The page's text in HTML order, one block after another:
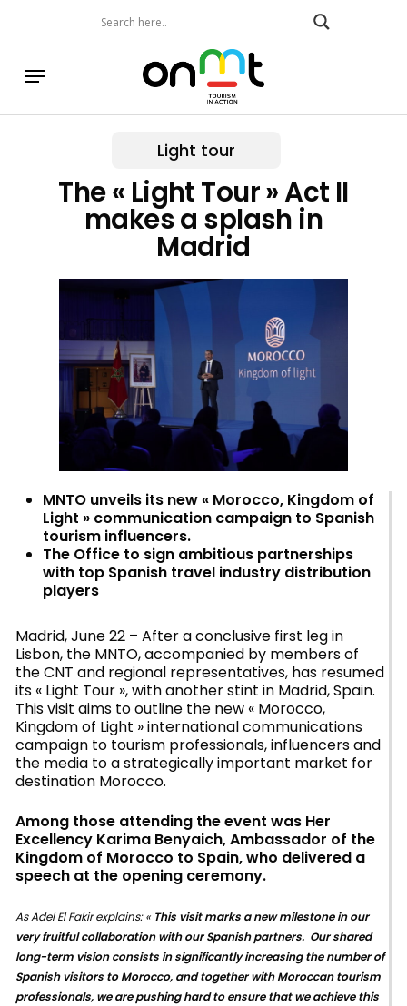
Menu
Light tour
The « Light Tour » Act II
makes a splash in
Madrid
MNTO unveils its new « Morocco, Kingdom of
Light » communication campaign to Spanish
tourism influencers.
The Office to sign ambitious partnerships
with top Spanish travel industry distribution
players
Madrid, June 22 – After a conclusive first leg in
Lisbon, the MNTO, accompanied by members of
the CNT and regional representatives, has resumed
its « Light Tour », with another stint in Madrid, Spain.
This visit aims to outline the new « Morocco,
Kingdom of Light » international communications
campaign to tourism professionals, influencers and
the media to a strategically important market for
destination Morocco.
Among those attending the event was Her
Excellency Karima Benyaich, Ambassador of the
Kingdom of Morocco to Spain, who delivered a
speech at the opening ceremony.
As Adel El Fakir explains: « This visit marks a new milestone in our
very fruitful collaboration with our Spanish partners. Our shared
long-term vision consists in significantly increasing the number of
Spanish visitors to Morocco, and together with Moroccan tourism
professionals, we are pushing hard to ensure that we achieve this